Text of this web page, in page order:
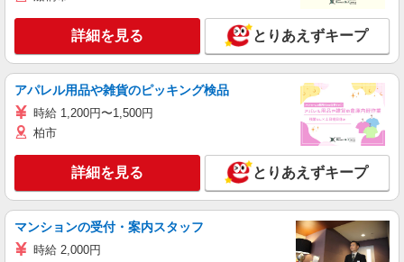
詳細を見る とりあえずキープ
アパレル用品や雑貨のピッキング検品
時給 1,200円〜1,500円
柏市
詳細を見る とりあえずキープ
マンションの受付・案内スタッフ
時給 2,000円